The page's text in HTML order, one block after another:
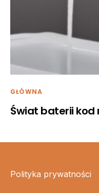
GŁÓWNA
Świat baterii
Polityka prywatności